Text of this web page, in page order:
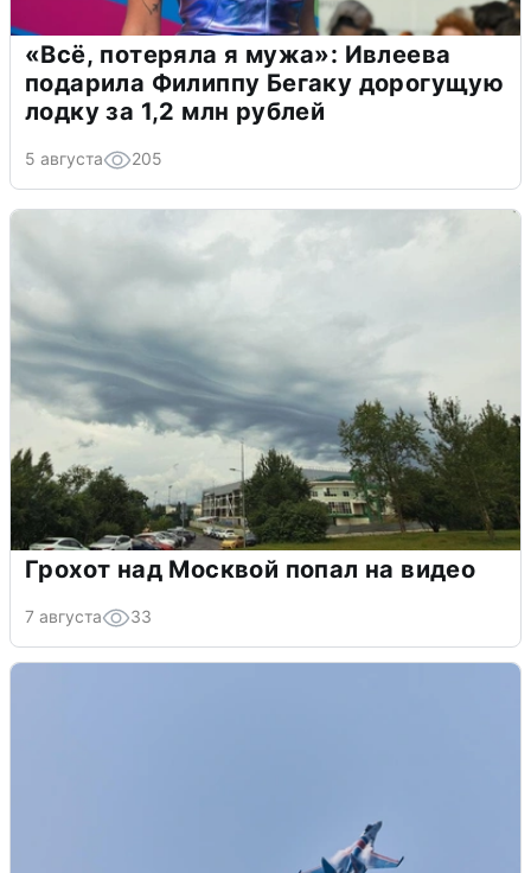
«Всё, потеряла я мужа»: Ивлеева
подарила Филиппу Бегаку дорогущую
лодку за 1,2 млн рублей
5 августа 205
Грохот над Москвой попал на видео
7 августа 33